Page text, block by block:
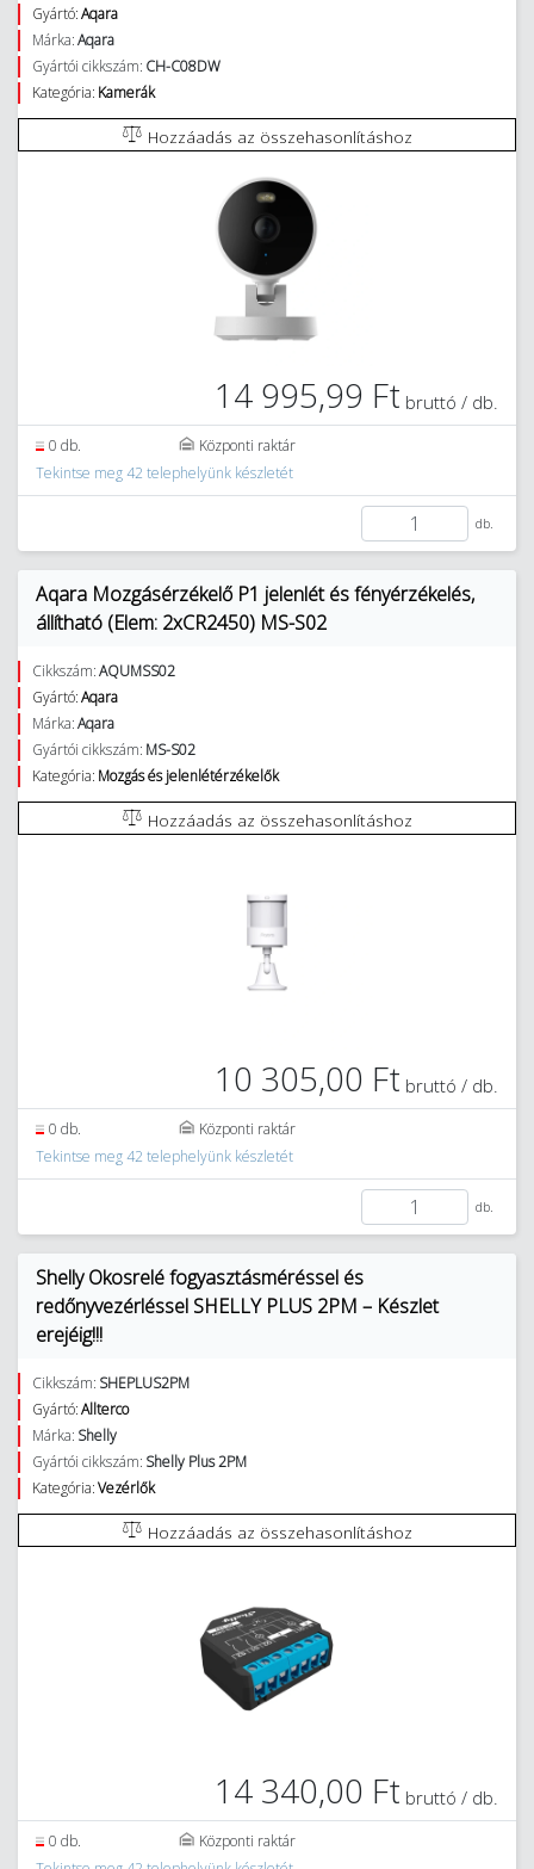
Gyártó:Aqara
Márka:Aqara
Gyártói cikkszám: CH-C08DW
Kategória: Kamerák
Hozzáadás az összehasonlításhoz
14 995,99 Ft bruttó / db.
0 db.
Központi raktár
Tekintse meg 42 telephelyünk készletét
db.
Aqara Mozgásérzékelő P1 jelenlét és fényérzékelés,
állítható (Elem: 2xCR2450) MS-S02
Cikkszám:AQUMSS02
Gyártó:Aqara
Márka:Aqara
Gyártói cikkszám: MS-S02
Kategória: Mozgás és jelenlétérzékelők
Hozzáadás az összehasonlításhoz
10 305,00 Ft bruttó / db.
0 db.
Központi raktár
Tekintse meg 42 telephelyünk készletét
db.
Shelly Okosrelé fogyasztásméréssel és
redőnyvezérléssel SHELLY PLUS 2PM – Készlet
erejéig!!!
Cikkszám: SHEPLUS2PM
Gyártó:Allterco
Márka: Shelly
Gyártói cikkszám: Shelly Plus 2PM
Kategória:Vezérlők
Hozzáadás az összehasonlításhoz
14 340,00 Ft bruttó / db.
0 db.
Központi raktár